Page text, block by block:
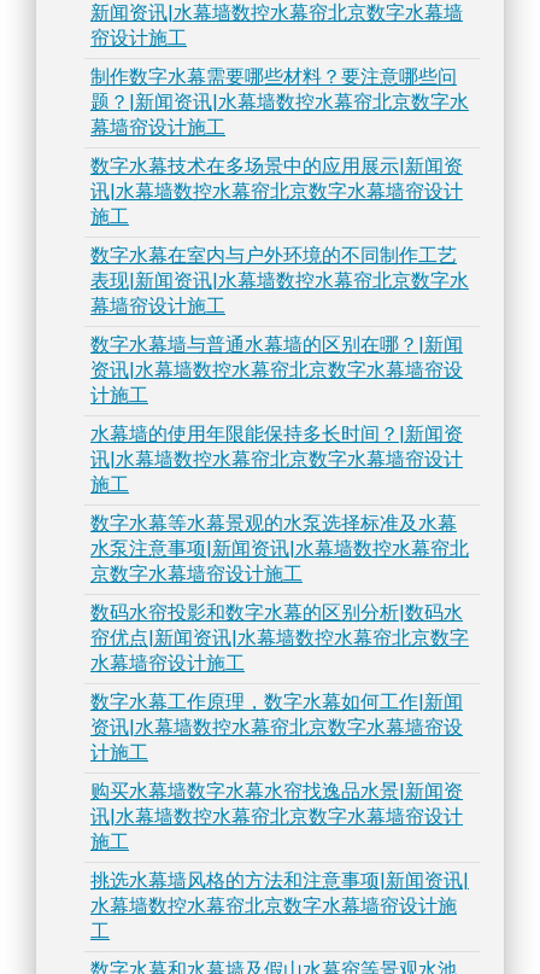
新闻资讯|水幕墙数控水幕帘北京数字水幕墙
帘设计施工
制作数字水幕需要哪些材料？要注意哪些问
题？|新闻资讯|水幕墙数控水幕帘北京数字水
幕墙帘设计施工
数字水幕技术在多场景中的应用展示|新闻资
讯|水幕墙数控水幕帘北京数字水幕墙帘设计
施工
数字水幕在室内与户外环境的不同制作工艺
表现|新闻资讯|水幕墙数控水幕帘北京数字水
幕墙帘设计施工
数字水幕墙与普通水幕墙的区别在哪？|新闻
资讯|水幕墙数控水幕帘北京数字水幕墙帘设
计施工
水幕墙的使用年限能保持多长时间？|新闻资
讯|水幕墙数控水幕帘北京数字水幕墙帘设计
施工
数字水幕等水幕景观的水泵选择标准及水幕
水泵注意事项|新闻资讯|水幕墙数控水幕帘北
京数字水幕墙帘设计施工
数码水帘投影和数字水幕的区别分析|数码水
帘优点|新闻资讯|水幕墙数控水幕帘北京数字
水幕墙帘设计施工
数字水幕工作原理，数字水幕如何工作|新闻
资讯|水幕墙数控水幕帘北京数字水幕墙帘设
计施工
购买水幕墙数字水幕水帘找逸品水景|新闻资
讯|水幕墙数控水幕帘北京数字水幕墙帘设计
施工
挑选水幕墙风格的方法和注意事项|新闻资讯|
水幕墙数控水幕帘北京数字水幕墙帘设计施
工